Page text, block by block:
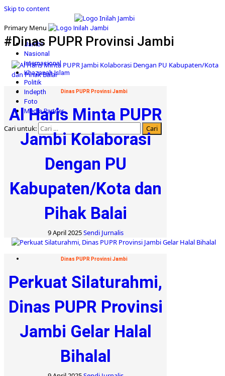
Skip to content
Primary Menu
Jambi
Nasional
Internasional
Khazanah Islam
Politik
Indepth
Foto
Media Partner
Cari untuk:
#Dinas PUPR Provinsi Jambi
Dinas PUPR Provinsi Jambi
Al Haris Minta PUPR
Jambi Kolaborasi
Dengan PU
Kabupaten/Kota dan
Pihak Balai
9 April 2025Sendi Jurnalis
Dinas PUPR Provinsi Jambi
Perkuat Silaturahmi,
Dinas PUPR Provinsi
Jambi Gelar Halal
Bihalal